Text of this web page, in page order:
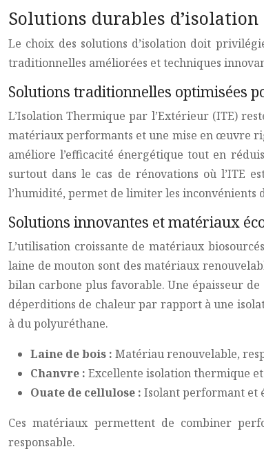
Solutions durables
Le choix des solutions d’isolation doit
traditionnelles améliorées et techniques
Solutions traditionnelles optimisées
L’Isolation Thermique par l’Extérieur (ITE)
matériaux performants et une mise en œuvre
améliore l’efficacité énergétique tout en
surtout dans le cas de rénovations où l’ITE
l’humidité, permet de limiter les inconvénients
Solutions innovantes et matériaux
L’utilisation croissante de matériaux
laine de mouton sont des matériaux
bilan carbone plus favorable. Une épaisseur
déperditions de chaleur par rapport à une
à du polyuréthane.
Laine de bois : Matériau renouvelable,
Chanvre : Excellente isolation thermique
Ouate de cellulose : Isolant performant et
Ces matériaux permettent de combiner
responsable.